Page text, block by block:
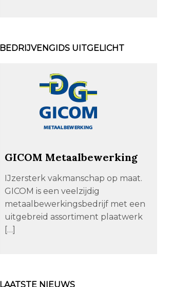
BEDRIJVENGIDS UITGELICHT
GICOM Metaalbewerking
IJzersterk vakmanschap op maat.
GICOM is een veelzijdig
metaalbewerkingsbedrijf met een
uitgebreid assortiment plaatwerk
[…]
LAATSTE NIEUWS